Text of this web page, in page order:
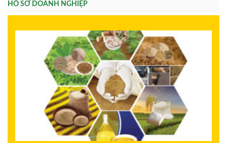
HỒ SƠ DOANH NGHIỆP